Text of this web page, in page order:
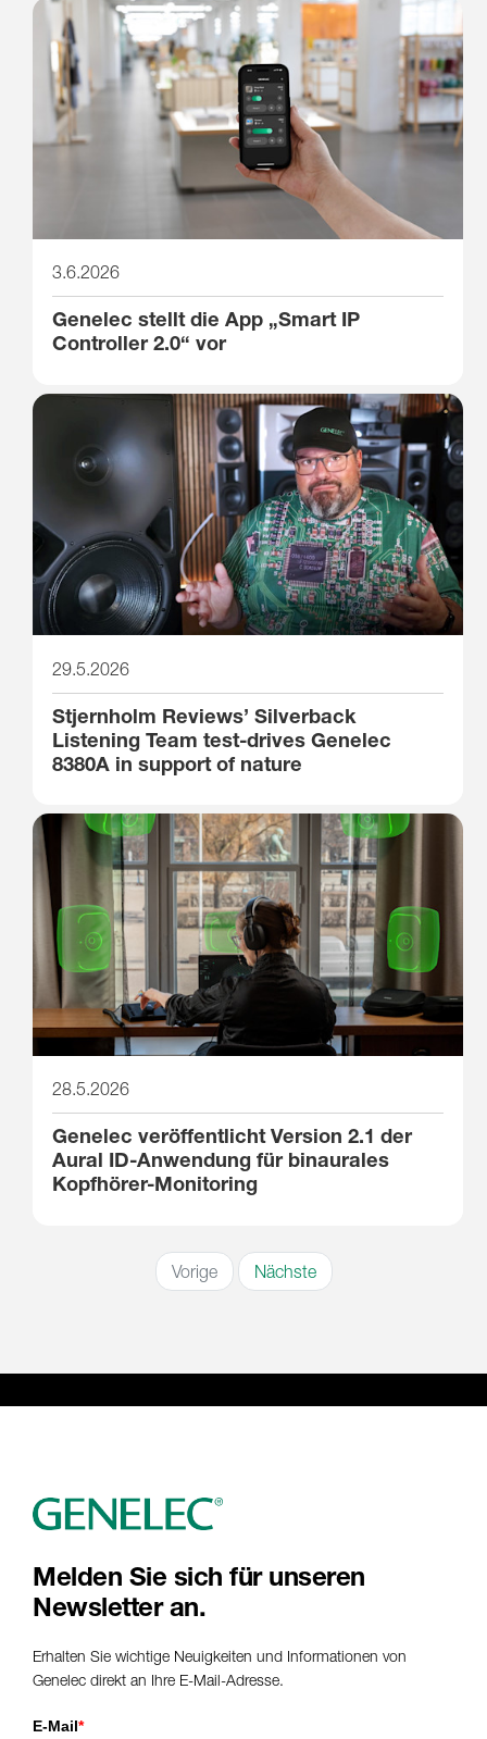
3.6.2026
Genelec stellt die App „Smart IP
Controller 2.0“ vor
29.5.2026
Stjernholm Reviews’ Silverback
Listening Team test-drives Genelec
8380A in support of nature
28.5.2026
Genelec veröffentlicht Version 2.1 der
Aural ID-Anwendung für binaurales
Kopfhörer-Monitoring
Vorige Nächste
Melden Sie sich für unseren
Newsletter an.
Erhalten Sie wichtige Neuigkeiten und Informationen von
Genelec direkt an Ihre E-Mail-Adresse.
E-Mail*